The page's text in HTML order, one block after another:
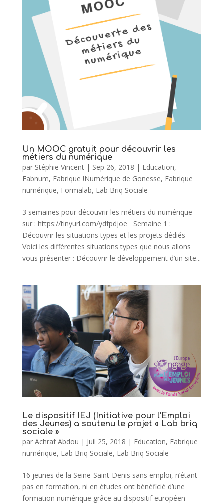
Un MOOC gratuit pour découvrir les
métiers du numérique
par Stéphie Vincent| Sep 26, 2018 | Education,
Fabnum, Fabrique !Numérique de Gonesse, Fabrique
numérique, Formalab, Lab Briq Sociale
3 semaines pour découvrir les métiers du numérique
sur : https://tinyurl.com/ydfpdjoe Semaine 1 :
Découvrir les situations types et les projets dédiés
Voici les différentes situations types que nous allons
vous présenter : Découvrir le développement d’un site...
Le dispositif IEJ (Initiative pour l’Emploi
des Jeunes) a soutenu le projet « Lab briq
sociale »
par Achraf Abdou | Juil 25, 2018 | Education, Fabrique
numérique, Lab Briq Sociale, Lab Briq Sociale
16 jeunes de la Seine-Saint-Denis sans emploi, n’étant
pas en formation, ni en études ont bénéficié d’une
formation numérique grâce au dispositif européen